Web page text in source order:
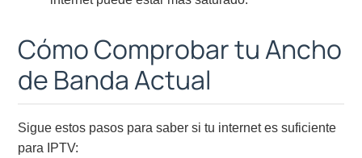
Cómo Comprobar tu Ancho
de Banda Actual
Sigue estos pasos para saber si tu internet es suficiente
para IPTV: